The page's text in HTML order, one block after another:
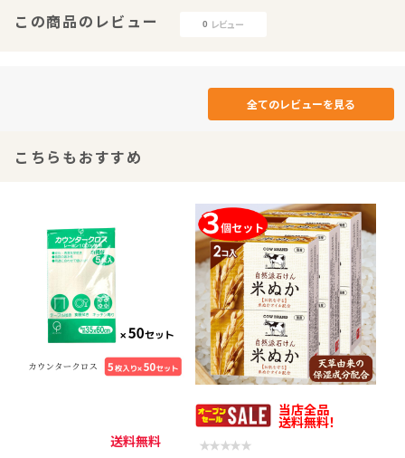
この商品のレビュー 0 レビュー
全てのレビューを見る
こちらもおすすめ
送料無料
当店全品
送料無料！